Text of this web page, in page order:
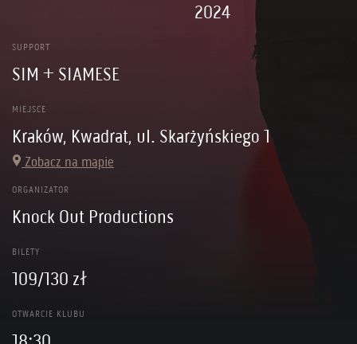
2024
SUPPORT
SIM + SIAMESE
MIEJSCE
Kraków, Kwadrat, ul. Skarżyńskiego 1
Zobacz na mapie
ORGANIZATOR
Knock Out Productions
BILETY
109/130 zł
OTWARCIE KLUBU